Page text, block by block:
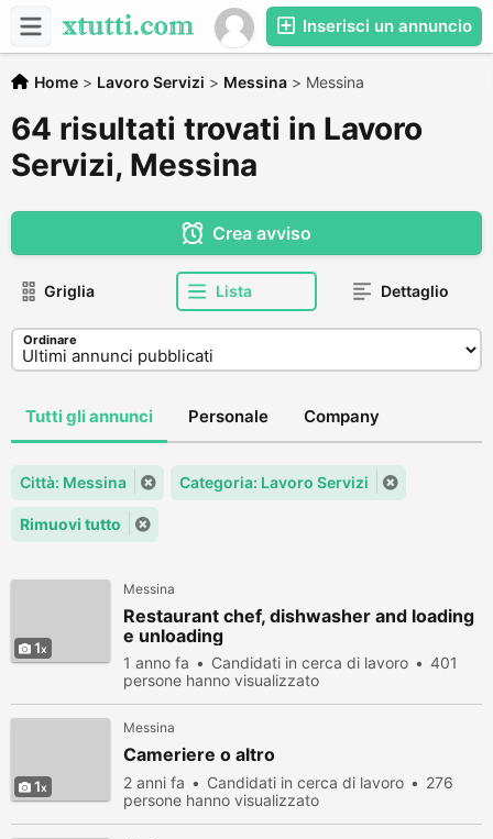
Inserisci un annuncio
Home > Lavoro Servizi > Messina > Messina
64 risultati trovati in Lavoro
Servizi, Messina
Crea avviso
Griglia Lista Dettaglio
Ordinare
Tutti gli annunci Personale Company
Città: Messina Categoria: Lavoro Servizi
Rimuovi tutto
1
Messina
Restaurant chef, dishwasher and loading
e unloading
1 anno fa Candidati in cerca di lavoro
401
persone hanno visualizzato
1
Messina
Cameriere o altro
2 anni fa Candidati in cerca di lavoro
276
persone hanno visualizzato